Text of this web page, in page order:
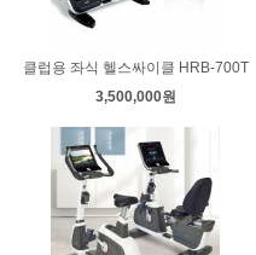
클럽용 좌식 헬스싸이클 HRB-700T
3,500,000원